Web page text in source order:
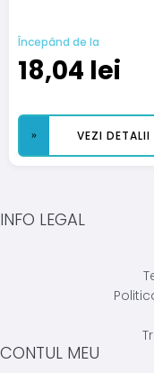
Începând de la
18,04 lei
VEZI DETALII
INFO LEGAL
CONTUL MEU